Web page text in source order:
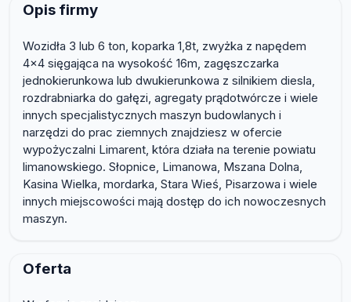
Opis firmy
Wozidła 3 lub 6 ton, koparka 1,8t, zwyżka z napędem
4x4 sięgająca na wysokość 16m, zagęszczarka
jednokierunkowa lub dwukierunkowa z silnikiem diesla,
rozdrabniarka do gałęzi, agregaty prądotwórcze i wiele
innych specjalistycznych maszyn budowlanych i
narzędzi do prac ziemnych znajdziesz w ofercie
wypożyczalni Limarent, która działa na terenie powiatu
limanowskiego. Słopnice, Limanowa, Mszana Dolna,
Kasina Wielka, mordarka, Stara Wieś, Pisarzowa i wiele
innych miejscowości mają dostęp do ich nowoczesnych
maszyn.
Oferta